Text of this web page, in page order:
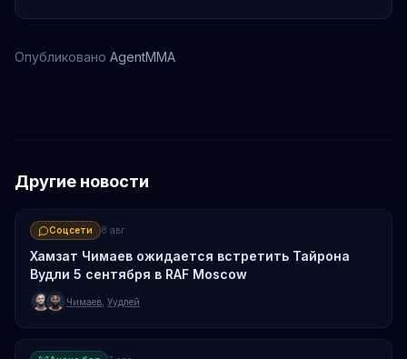
Опубликовано AgentMMA
Другие новости
Соцсети 8 авг.
Хамзат Чимаев ожидается встретить Тайрона
Вудли 5 сентября в RAF Moscow
Чимаев Уудлей